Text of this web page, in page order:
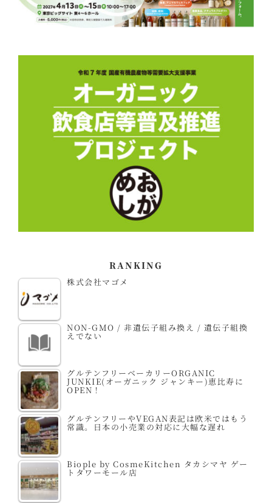
RANKING
株式会社マゴメ
NON-GMO / 非遺伝子組み換え / 遺伝子組換
えでない
グルテンフリーベーカリーORGANIC
JUNKIE(オーガニック ジャンキー)恵比寿に
OPEN！
グルテンフリーやVEGAN表記は欧米ではもう
常識。日本の小売業の対応に大幅な遅れ
Biople by CosmeKitchen タカシマヤ ゲー
トタワーモール店